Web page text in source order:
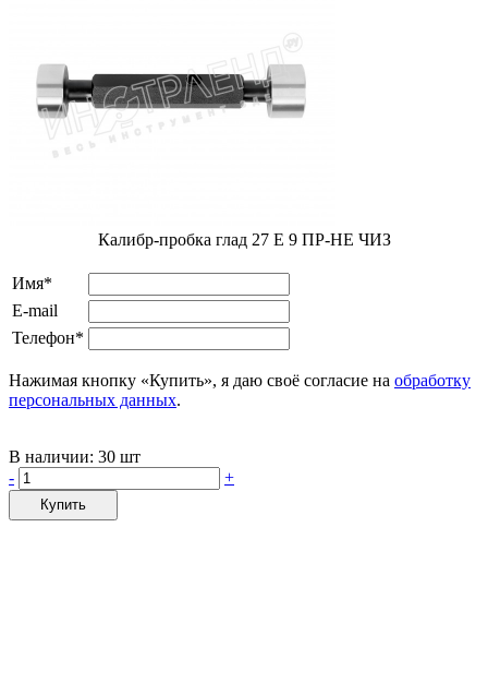
Калибр-пробка глад 27 E 9 ПР-НЕ ЧИЗ
Имя*
E-mail
Телефон*
Нажимая кнопку «Купить», я даю своё согласие на обработку
персональных данных.
В наличии: 30 шт
-
+
Купить